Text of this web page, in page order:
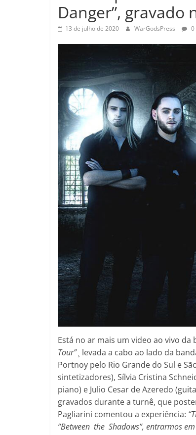
Danger”,
13 de julho de 2020 WarGodsPress 0
Está no ar mais um video ao vivo da
Tour” ¸ levada a cabo ao lado da
Portnoy pelo Rio Grande do Sul e
sintetizadores), Sílvia Cristina
piano) e Julio Cesar de Azeredo
gravados durante a turnê, que
Pagliarini comentou a experiência: “
“Between the Shadows”, entrarmos